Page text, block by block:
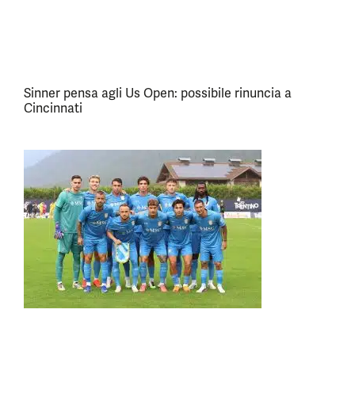
Sinner pensa agli Us Open: possibile rinuncia a
Cincinnati